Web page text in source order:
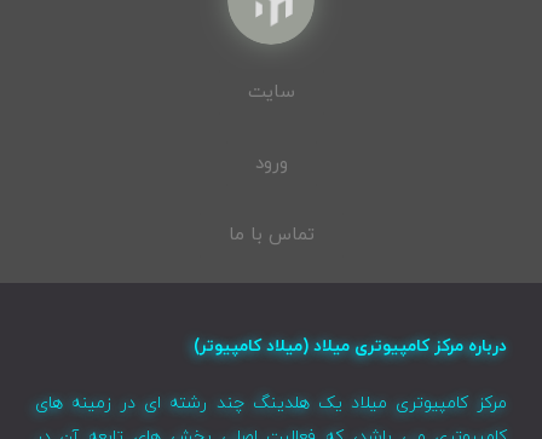
سایت
ورود
تماس با ما
درباره مرکز کامپیوتری میلاد (میلاد کامپیوتر)
مرکز کامپیوتری میلاد یک هلدینگ چند رشته ای در زمینه های